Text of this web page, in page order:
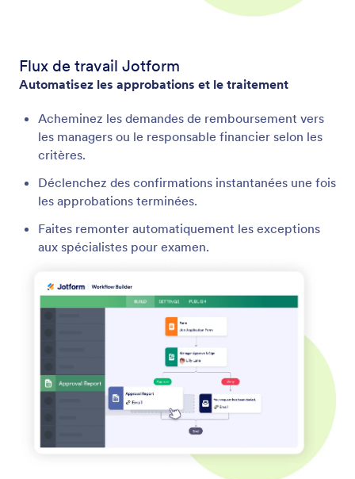
Flux de travail Jotform
Automatisez les approbations et le traitement
Acheminez les demandes de remboursement vers
les managers ou le responsable financier selon les
critères.
Déclenchez des confirmations instantanées une fois
les approbations terminées.
Faites remonter automatiquement les exceptions
aux spécialistes pour examen.